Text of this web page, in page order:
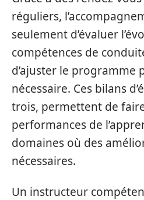
réguliers,
seulement d’évaluer
compétences de
d’ajuster le programme
nécessaire. Ces bilans
trois, permettent de
performances de
domaines où des
nécessaires.
Un instructeur